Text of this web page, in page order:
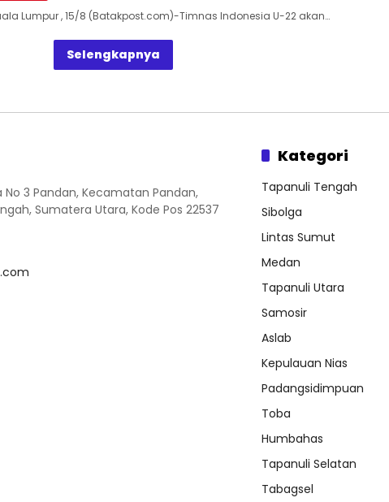
Lumpur , 15/8 (Batakpost.com)-Timnas Indonesia U-22 akan…
Selengkapnya
3 Pandan, Kecamatan Pandan,
Sumatera Utara, Kode Pos 22537
Kategori
Tapanuli Tengah
Sibolga
Lintas Sumut
Medan
Tapanuli Utara
Samosir
Aslab
Kepulauan Nias
Padangsidimpuan
Toba
Humbahas
Tapanuli Selatan
Tabagsel